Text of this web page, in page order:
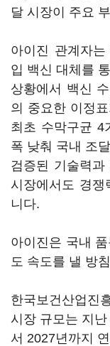
달 시장이 주요
아이진 관계자
입 백신 대체를
상황에서 백신
의 중요한 이정
최초 수막구균 4
폭 낮춰 국내 조
검증된 기술력
시장에서도 경쟁
니다.
아이진은 국내
도 속도를 낼 방
한국보건산업진
시장 규모는 지
서 2027년까지